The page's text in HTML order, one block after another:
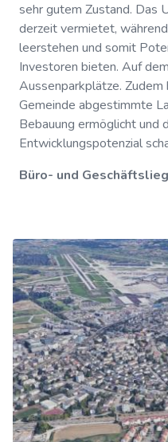
sehr gutem Zustand. Das
derzeit vermietet,
leerstehen und somit
Investoren bieten. Auf
Aussenparkplätze.
Gemeinde abgestimmte
Bebauung ermöglicht und
Entwicklungspotenzial
Büro- und